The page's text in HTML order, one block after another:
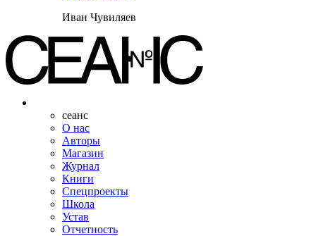
Иван Чувиляев
сеанс
О нас
Авторы
Магазин
Журнал
Книги
Спецпроекты
Школа
Устав
Отчетность